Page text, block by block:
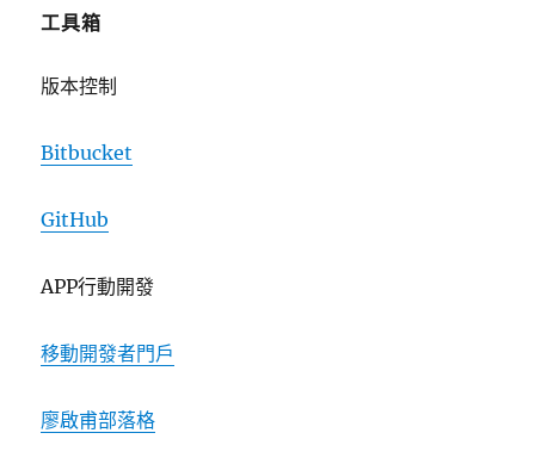
工具箱
版本控制
Bitbucket
GitHub
APP行動開發
移動開發者門戶
廖啟甫部落格